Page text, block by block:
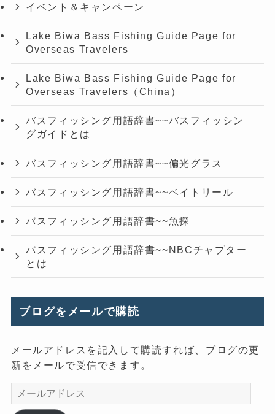
イベント＆キャンペーン
Lake Biwa Bass Fishing Guide Page for
Overseas Travelers
Lake Biwa Bass Fishing Guide Page for
Overseas Travelers（China）
バスフィッシング用語辞書~~バスフィッシン
グガイドとは
バスフィッシング用語辞書~~偏光グラス
バスフィッシング用語辞書~~ベイトリール
バスフィッシング用語辞書~~魚探
バスフィッシング用語辞書~~NBCチャプター
とは
ブログをメールで購読
メールアドレスを記入して購読すれば、ブログの更
新をメールで受信できます。
メ
ー